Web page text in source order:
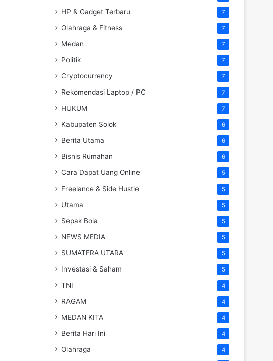
HP & Gadget Terbaru 7
Olahraga & Fitness 7
Medan 7
Politik 7
Cryptocurrency 7
Rekomendasi Laptop / PC 7
HUKUM 7
Kabupaten Solok 6
Berita Utama 6
Bisnis Rumahan 6
Cara Dapat Uang Online 5
Freelance & Side Hustle 5
Utama 5
Sepak Bola 5
NEWS MEDIA 5
SUMATERA UTARA 5
Investasi & Saham 5
TNI 4
RAGAM 4
MEDAN KITA 4
Berita Hari Ini 4
Olahraga 4